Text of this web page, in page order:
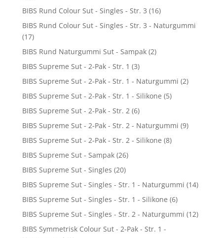
BIBS Rund Colour Sut - Singles - Str. 3 (16)
BIBS Rund Colour Sut - Singles - Str. 3 - Naturgummi
(17)
BIBS Rund Naturgummi Sut - Sampak (2)
BIBS Supreme Sut - 2-Pak - Str. 1 (3)
BIBS Supreme Sut - 2-Pak - Str. 1 - Naturgummi (2)
BIBS Supreme Sut - 2-Pak - Str. 1 - Silikone (5)
BIBS Supreme Sut - 2-Pak - Str. 2 (6)
BIBS Supreme Sut - 2-Pak - Str. 2 - Naturgummi (9)
BIBS Supreme Sut - 2-Pak - Str. 2 - Silikone (8)
BIBS Supreme Sut - Sampak (26)
BIBS Supreme Sut - Singles (20)
BIBS Supreme Sut - Singles - Str. 1 - Naturgummi (14)
BIBS Supreme Sut - Singles - Str. 1 - Silikone (6)
BIBS Supreme Sut - Singles - Str. 2 - Naturgummi (12)
BIBS Symmetrisk Colour Sut - 2-Pak - Str. 1 -